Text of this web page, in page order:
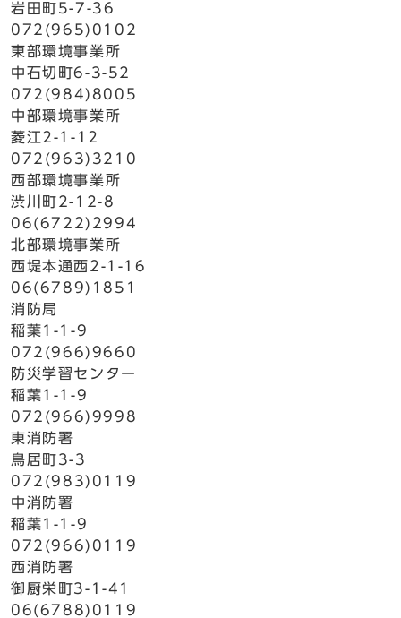
岩田町5-7-36
072(965)0102
東部環境事業所
中石切町6-3-52
072(984)8005
中部環境事業所
菱江2-1-12
072(963)3210
西部環境事業所
渋川町2-12-8
06(6722)2994
北部環境事業所
西堤本通西2-1-16
06(6789)1851
消防局
稲葉1-1-9
072(966)9660
防災学習センター
稲葉1-1-9
072(966)9998
東消防署
鳥居町3-3
072(983)0119
中消防署
稲葉1-1-9
072(966)0119
西消防署
御厨栄町3-1-41
06(6788)0119